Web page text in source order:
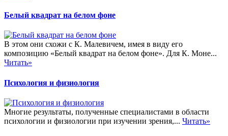
Белый квадрат на белом фоне
В этом они схожи с К. Малевичем, имея в виду его
композицию «Белый квадрат на белом фоне». Для К. Моне...
Читать»
Психология и физиология
Многие результаты, полученные специалистами в области
психологии и физиологии при изучении зрения,... Читать»